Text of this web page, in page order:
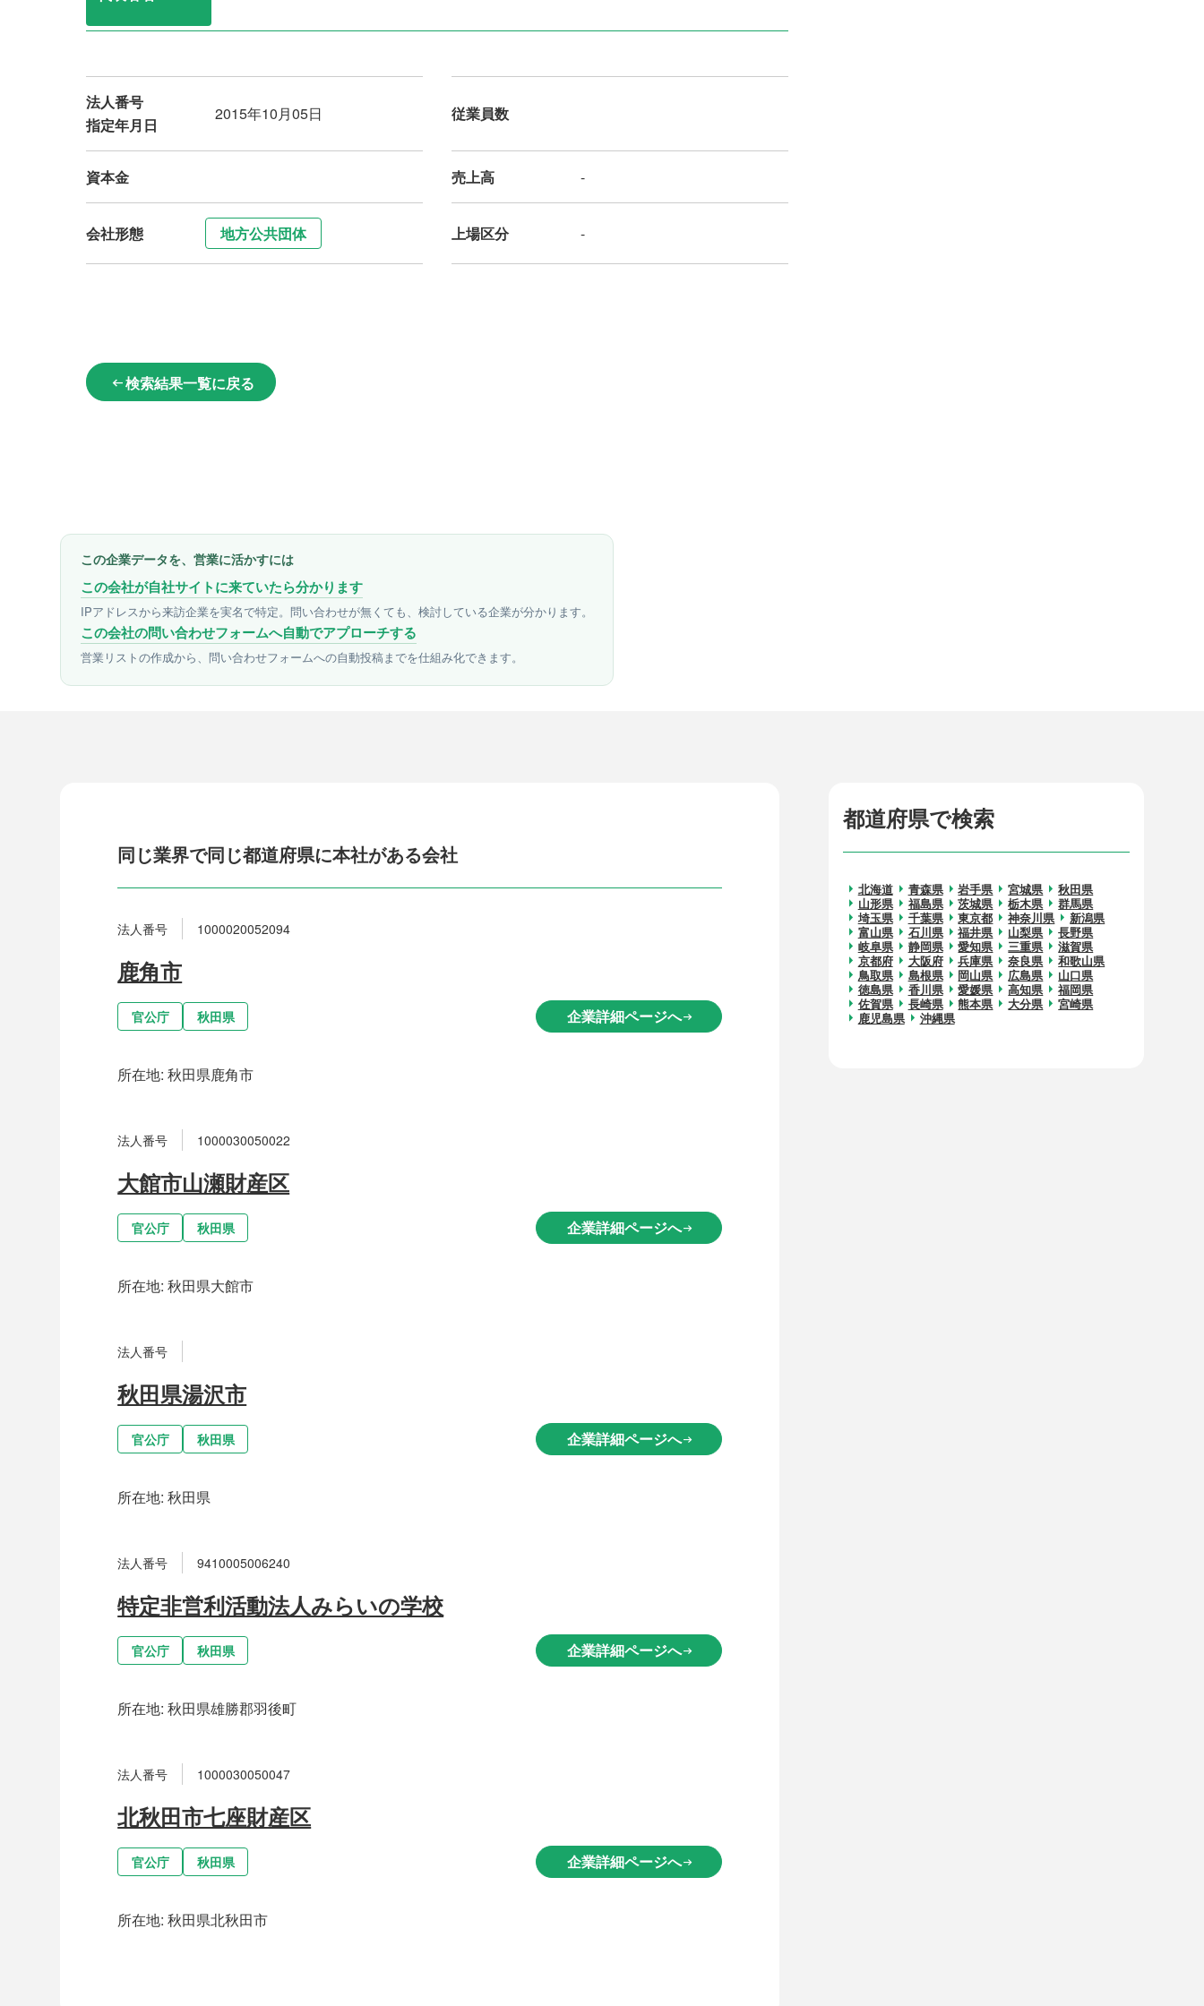
法人番号
指定年月日
2015年10月05日 従業員数
資本金 売上高 -
会社形態 地方公共団体 上場区分 -
arrow_left_alt検索結果一覧に戻る
この企業データを、営業に活かすには
この会社が自社サイトに来ていたら分かります
IPアドレスから来訪企業を実名で特定。問い合わせが無くても、検討している企業が分かります。
この会社の問い合わせフォームへ自動でアプローチする
営業リストの作成から、問い合わせフォームへの自動投稿までを仕組み化できます。
都道府県で検索
北海道 青森県 岩手県 宮城県
秋田県
山形県
福島県 茨城県 栃木県
群馬県
埼玉県
千葉県 東京都 神奈川県
新潟県
富山県
石川県 福井県 山梨県
長野県
岐阜県
静岡県 愛知県 三重県
滋賀県
京都府
大阪府 兵庫県 奈良県
和歌山県
鳥取県
島根県 岡山県 広島県
山口県
徳島県
香川県 愛媛県 高知県
福岡県
佐賀県
長崎県 熊本県 大分県
宮崎県
鹿児島県
沖縄県
同じ業界で同じ都道府県に本社がある会社
法人番号 1000020052094
鹿角市
官公庁 秋田県 企業詳細ページへarrow_right_alt
所在地:秋田県鹿角市
法人番号 1000030050022
大館市山瀬財産区
官公庁 秋田県 企業詳細ページへarrow_right_alt
所在地:秋田県大館市
法人番号
秋田県湯沢市
官公庁 秋田県 企業詳細ページへarrow_right_alt
所在地:秋田県
法人番号 9410005006240
特定非営利活動法人みらいの学校
官公庁 秋田県 企業詳細ページへarrow_right_alt
所在地:秋田県雄勝郡羽後町
法人番号 1000030050047
北秋田市七座財産区
官公庁 秋田県 企業詳細ページへarrow_right_alt
所在地:秋田県北秋田市